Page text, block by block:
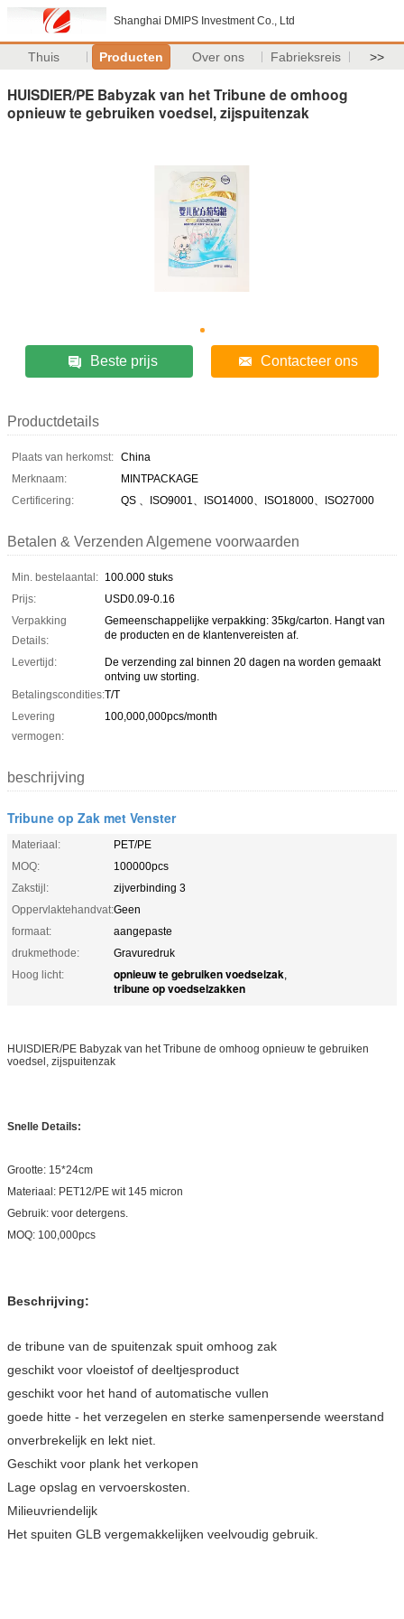
Shanghai DMIPS Investment Co., Ltd
Thuis Producten Over ons Fabrieksreis >>
HUISDIER/PE Babyzak van het Tribune de omhoog
opnieuw te gebruiken voedsel, zijspuitenzak
Beste prijs Contacteer ons
Productdetails
Plaats van herkomst: China
Merknaam:
MINTPACKAGE
Certificering:
QS 、ISO9001、ISO14000、ISO18000、ISO27000
Betalen & Verzenden Algemene voorwaarden
Min. bestelaantal: 100.000 stuks
Prijs:
USD0.09-0.16
Verpakking
Details:
Gemeenschappelijke verpakking: 35kg/carton. Hangt van
de producten en de klantenvereisten af.
Levertijd:
De verzending zal binnen 20 dagen na worden gemaakt
ontving uw storting.
Betalingscondities:T/T
Levering
vermogen:
100,000,000pcs/month
beschrijving
Tribune op Zak met Venster
Materiaal:
PET/PE
MOQ:
100000pcs
Zakstijl:
zijverbinding 3
Oppervlaktehandvat:Geen
formaat:
aangepaste
drukmethode:
Gravuredruk
Hoog licht:
opnieuw te gebruiken voedselzak,
tribune op voedselzakken
HUISDIER/PE Babyzak van het Tribune de omhoog opnieuw te gebruiken
voedsel, zijspuitenzak
Snelle Details:
Grootte: 15*24cm
Materiaal: PET12/PE wit 145 micron
Gebruik: voor detergens.
MOQ: 100,000pcs
Beschrijving:
de tribune van de spuitenzak spuit omhoog zak
geschikt voor vloeistof of deeltjesproduct
geschikt voor het hand of automatische vullen
goede hitte - het verzegelen en sterke samenpersende weerstand
onverbrekelijk en lekt niet.
Geschikt voor plank het verkopen
Lage opslag en vervoerskosten.
Milieuvriendelijk
Het spuiten GLB vergemakkelijken veelvoudig gebruik.